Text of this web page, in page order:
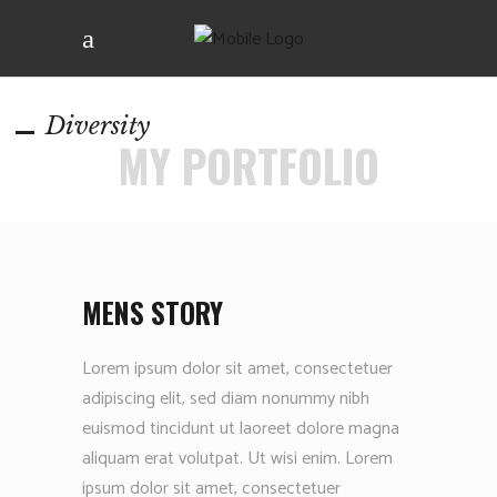
Diversity
MY PORTFOLIO
MENS STORY
Lorem ipsum dolor sit amet, consectetuer
adipiscing elit, sed diam nonummy nibh
euismod tincidunt ut laoreet dolore magna
aliquam erat volutpat. Ut wisi enim. Lorem
ipsum dolor sit amet, consectetuer